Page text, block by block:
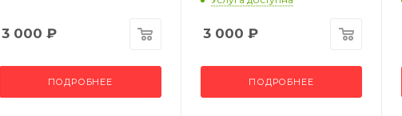
3 000 ₽
ПОДРОБНЕЕ
3 000 ₽
ПОДРОБНЕЕ